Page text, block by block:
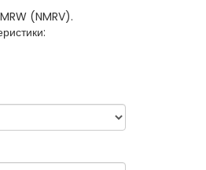
(NMRV).